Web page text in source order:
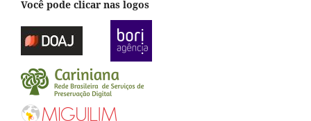
Você pode clicar nas logos